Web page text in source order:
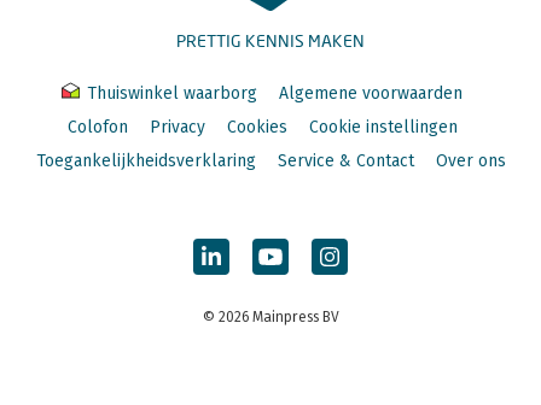
PRETTIG KENNIS MAKEN
Thuiswinkel waarborg
Algemene voorwaarden
Colofon
Privacy Cookies
Cookie instellingen
Toegankelijkheidsverklaring
Service & Contact Over ons
© 2026 Mainpress BV